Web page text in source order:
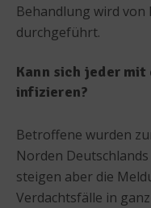
Behandlung wird
durchgeführt.
Kann sich jeder mit
infizieren?
Betroffene wurden
Norden
steigen aber die
Verdachtsfälle in